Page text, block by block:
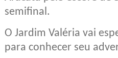
semifinal.
O Jardim Valéria vai
para conhecer seu